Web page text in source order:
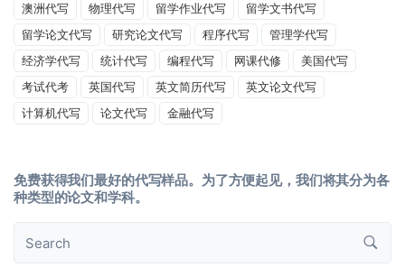
澳洲代写
物理代写 留学作业代写
留学文书代写
留学论文代写
研究论文代写 程序代写
管理学代写
经济学代写
统计代写 编程代写 网课代修
美国代写
考试代考
英国代写 英文简历代写
英文论文代写
计算机代写
论文代写 金融代写
免费获得我们最好的代写样品。为了方便起见，我们将其分为各
种类型的论文和学科。